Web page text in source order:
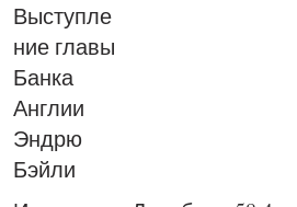
Выступле
ние главы
Банка
Англии
Эндрю
Бэйли